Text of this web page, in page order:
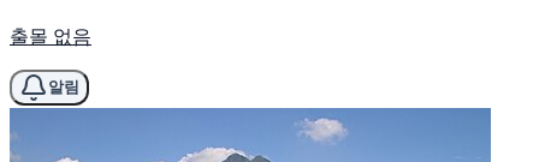
출몰 없음
알림